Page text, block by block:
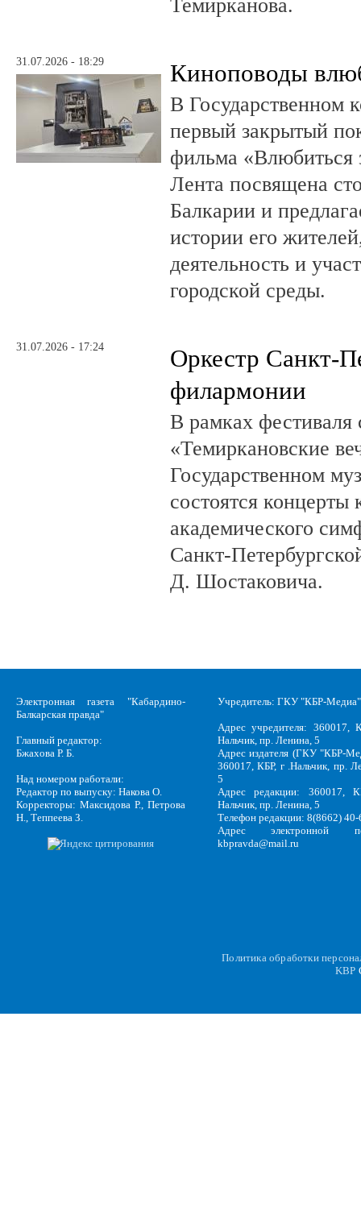
Темирканова.
31.07.2026 - 18:29 Киноповоды
В Государственном
первый закрытый
фильма «Влюбиться
Лента посвящена
Балкарии и
истории его
деятельность и
городской среды.
31.07.2026 - 17:24
Оркестр Санкт-
филармонии
В рамках
«Темиркановские
Государственном
состоятся концерты
академического
Санкт-
Д. Шостаковича.
Электронная газета "Кабардино-
Балкарская правда"
Главный редактор:
Бжахова Р. Б.
Над номером работали:
Редактор по выпуску: Накова О.
Корректоры: Максидова Р., Петрова
Н., Теппеева З.
Учредитель: ГКУ "КБР-Медиа"
Адрес учредителя: 360017,
Нальчик, пр. Ленина, 5
Адрес издателя (ГКУ "КБР-
360017, КБР, г .Нальчик, пр.
5
Адрес редакции: 360017,
Нальчик, пр. Ленина, 5
Телефон редакции: 8(8662)
Адрес электронной
kbpravda@mail.ru
Политика обработки
KBP